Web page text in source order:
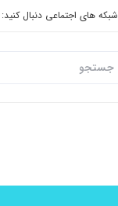
شبکه های اجتماعی دنبال کنید: